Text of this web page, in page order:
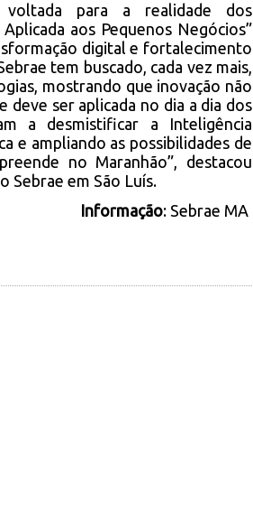
para a realidade dos
aos Pequenos Negócios”
digital e fortalecimento
tem buscado, cada vez mais,
mostrando que inovação não
ser aplicada no dia a dia dos
a desmistificar a Inteligência
e ampliando as possibilidades de
no Maranhão”, destacou
Sebrae em São Luís.
Informação: Sebrae MA